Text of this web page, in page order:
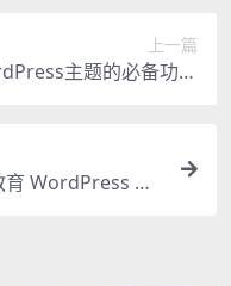
上一篇
主题的必备功能
WordPress 主